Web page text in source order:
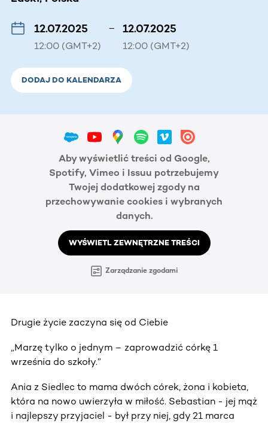
12.07.2025
12:00 (GMT+2)
– 12.07.2025
12:00 (GMT+2)
DODAJ DO KALENDARZA
Aby wyświetlić treści od Google,
Spotify, Vimeo i Issuu potrzebujemy
Twojej dodatkowej zgody na
przechowywanie cookies i wybranych
danych.
WYŚWIETL ZEWNĘTRZNE TREŚCI
Zarządzanie zgodami
Drugie życie zaczyna się od Ciebie
„Marzę tylko o jednym – zaprowadzić córkę 1
września do szkoły.”
Ania z Siedlec to mama dwóch córek, żona i kobieta,
która na nowo uwierzyła w miłość. Sebastian - jej mąż
i najlepszy przyjaciel - był przy niej, gdy 21 marca